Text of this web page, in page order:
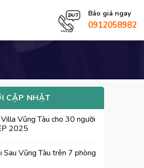
Báo giá ngay
0912058982
CẬP NHẬT
Vũng Tàu cho 30 người
2025
Sau Vũng Tàu trên 7 phòng